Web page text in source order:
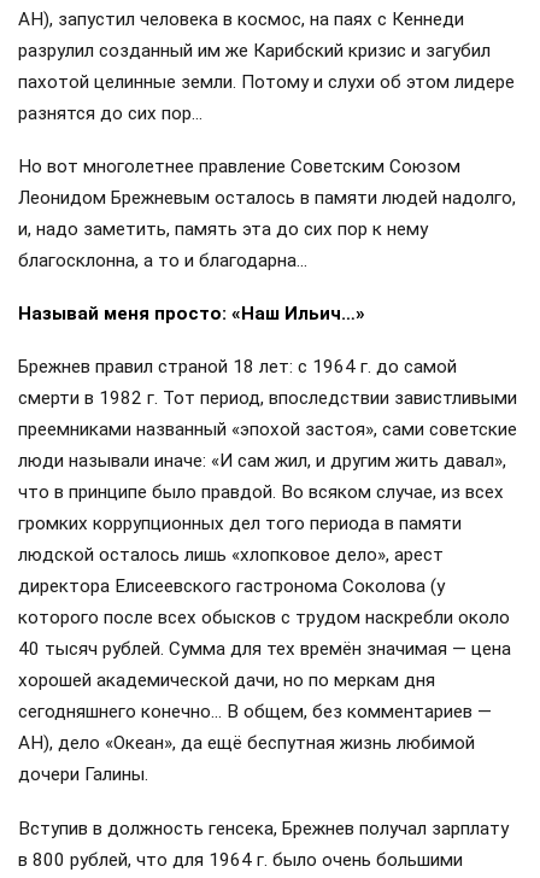
АН), запустил человека в космос, на паях с Кеннеди
разрулил созданный им же Карибский кризис и загубил
пахотой целинные земли. Потому и слухи об этом лидере
разнятся до сих пор…
Но вот многолетнее правление Советским Союзом
Леонидом Брежневым осталось в памяти людей надолго,
и, надо заметить, память эта до сих пор к нему
благосклонна, а то и благодарна…
Называй меня просто: «Наш Ильич…»
Брежнев правил страной 18 лет: с 1964 г. до самой
смерти в 1982 г. Тот период, впоследствии завистливыми
преемниками названный «эпохой застоя», сами советские
люди называли иначе: «И сам жил, и другим жить давал»,
что в принципе было правдой. Во всяком случае, из всех
громких коррупционных дел того периода в памяти
людской осталось лишь «хлопковое дело», арест
директора Елисеевского гастронома Соколова (у
которого после всех обысков с трудом наскребли около
40 тысяч рублей. Сумма для тех времён значимая — цена
хорошей академической дачи, но по меркам дня
сегодняшнего конечно… В общем, без комментариев —
АН), дело «Океан», да ещё беспутная жизнь любимой
дочери Галины.
Вступив в должность генсека, Брежнев получал зарплату
в 800 рублей, что для 1964 г. было очень большими